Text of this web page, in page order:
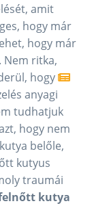
amit
hogy már
hogy már
Nem ritka,
hogy
anyagi
tudhatjuk
hogy nem
kutya belőle,
kutyus
traumái
kutya